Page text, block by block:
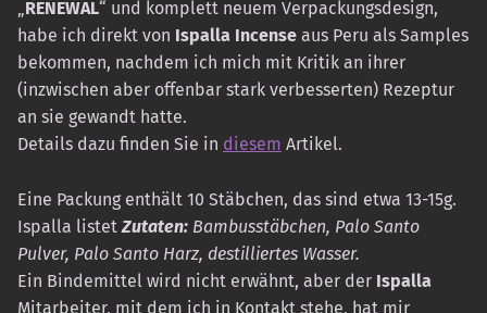
„RENEWAL“ und komplett neuem Verpackungsdesign,
habe ich direkt von Ispalla Incense aus Peru als Samples
bekommen, nachdem ich mich mit Kritik an ihrer
(inzwischen aber offenbar stark verbesserten) Rezeptur
an sie gewandt hatte.
Details dazu finden Sie in diesem Artikel.
Eine Packung enthält 10 Stäbchen, das sind etwa 13-15g.
Ispalla listetZutaten: Bambusstäbchen, Palo Santo
Pulver, Palo Santo Harz, destilliertes Wasser.
Ein Bindemittel wird nicht erwähnt, aber der Ispalla
Mitarbeiter, mit dem ich in Kontakt stehe, hat mir